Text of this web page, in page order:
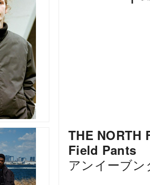
THE NORTH
Field Pants
アンイーブ